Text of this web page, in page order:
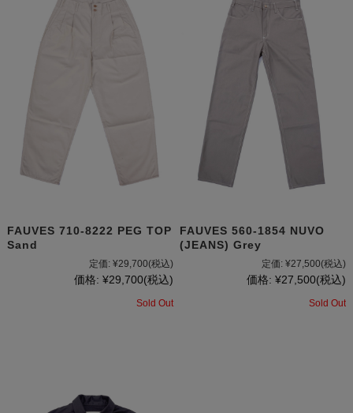
FAUVES 710-8222 PEG TOP
Sand
定価: ¥29,700(税込)
価格: ¥29,700(税込)
Sold Out
FAUVES 560-1854 NUVO
(JEANS) Grey
定価: ¥27,500(税込)
価格: ¥27,500(税込)
Sold Out